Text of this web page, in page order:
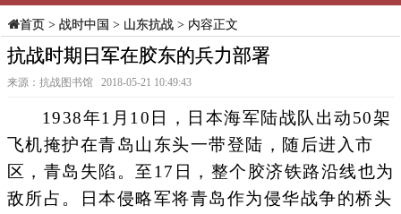
首页> 战时中国 > 山东抗战> 内容正文
抗战时期日军在胶东的兵力部署
来源：抗战图书馆 2018-05-21 10:49:43
1938年1月10日，日本海军陆战队出动50架
飞机掩护在青岛山东头一带登陆，随后进入市
区，青岛失陷。至17日，整个胶济铁路沿线也为
敌所占。日本侵略军将青岛作为侵华战争的桥头